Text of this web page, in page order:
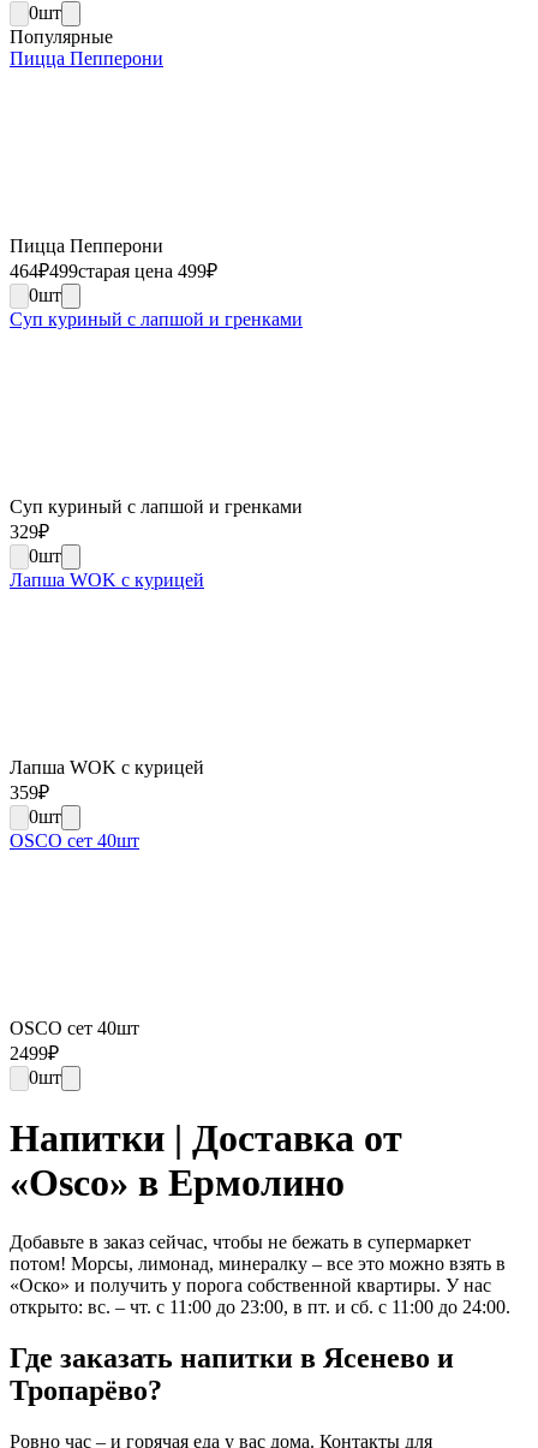
0шт
Популярные
Пицца Пепперони
Пицца Пепперони
464₽499старая цена 499₽
0шт
Суп куриный с лапшой и гренками
Суп куриный с лапшой и гренками
329₽
0шт
Лапша WOK c курицей
Лапша WOK c курицей
359₽
0шт
OSCO сет 40шт
OSCO сет 40шт
2499₽
0шт
Напитки | Доставка от
«Osco» в Ермолино
Добавьте в заказ сейчас, чтобы не бежать в супермаркет
потом! Морсы, лимонад, минералку – все это можно взять в
«Оско» и получить у порога собственной квартиры. У нас
открыто: вс. – чт. с 11:00 до 23:00, в пт. и сб. с 11:00 до 24:00.
Где заказать напитки в Ясенево и
Тропарёво?
Ровно час – и горячая еда у вас дома. Контакты для